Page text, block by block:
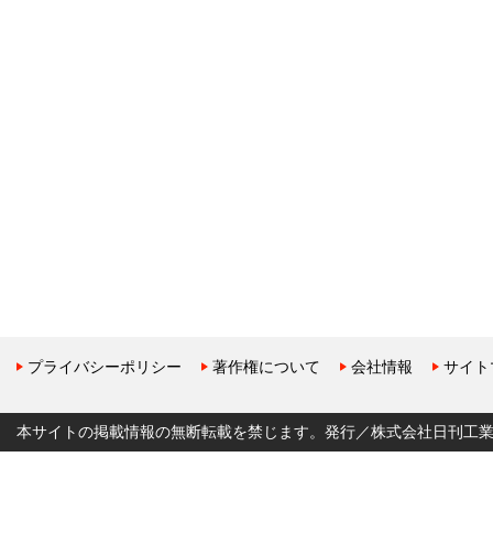
プライバシーポリシー 著作権について 会社情報 サイ
本サイトの掲載情報の無断転載を禁じます。発行／株式会社日刊